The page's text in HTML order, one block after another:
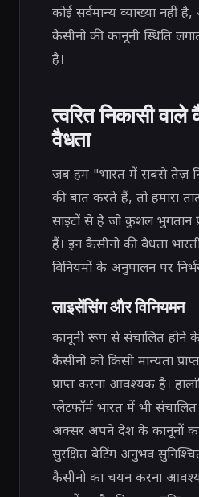
कोई सर्वमान्य व्याख्या नहीं
कैसीनो की कानूनी स्थिति
है।
त्वरित निकासी वाले
वैधता
जब हम "भारत में सबसे तेज़
की बात करते हैं, तो हमारा
साइटों से है जो कुशल भुगतान
हैं। इन कैसीनो की वैधता
विनियमों के अनुपालन पर
लाइसेंसिंग और विनियमन
कानूनी रूप से संचालित होने
कैसीनो को किसी मान्यता
प्राप्त करना आवश्यक है।
प्लेटफॉर्म भारत में भी
अक्सर अपने देश के कानूनों
सुरक्षित बेटिंग अनुभव
कैसीनो का चयन करना